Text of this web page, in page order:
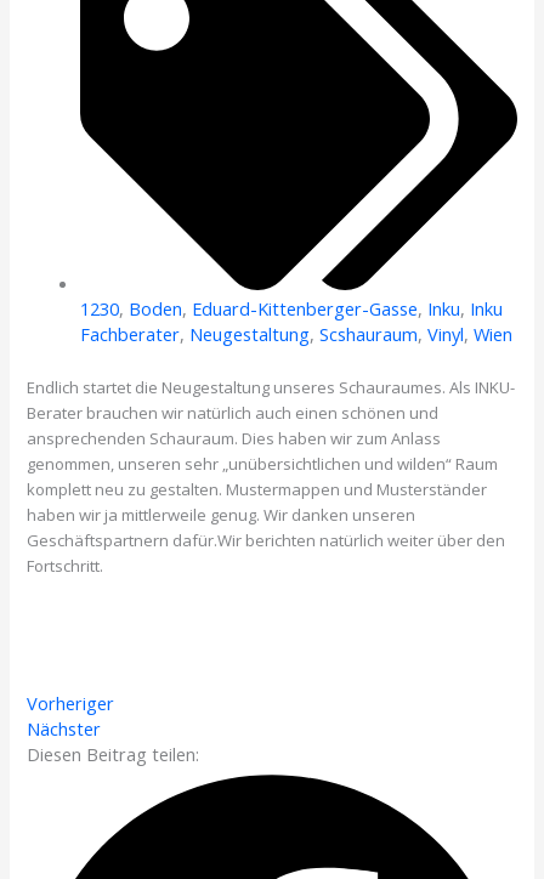
1230, Boden, Eduard-Kittenberger-Gasse, Inku, Inku
Fachberater, Neugestaltung,Scshauraum,Vinyl,Wien
Endlich startet die Neugestaltung unseres Schauraumes. Als INKU-
Berater brauchen wir natürlich auch einen schönen und
ansprechenden Schauraum. Dies haben wir zum Anlass
genommen, unseren sehr „unübersichtlichen und wilden“ Raum
komplett neu zu gestalten. Mustermappen und Musterständer
haben wir ja mittlerweile genug. Wir danken unseren
Geschäftspartnern dafür.Wir berichten natürlich weiter über den
Fortschritt.
Vorheriger
Nächster
Diesen Beitrag teilen: